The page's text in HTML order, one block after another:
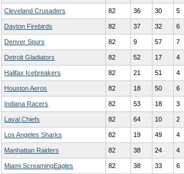
Cleveland Crusaders 82 36 30 5
Dayton Firebirds 82 37 32 6
Denver Spurs 82 9 57 7
Detroit Gladiators 82 52 17 4
Halifax Icebreakers 82 21 51 4
Houston Aeros 82 18 50 6
Indiana Racers 82 53 18 3
Laval Chiefs 82 64 10 2
Los Angeles Sharks 82 19 49 4
Manhattan Raiders 82 38 24 4
Miami ScreamingEagles 82 38 33 6